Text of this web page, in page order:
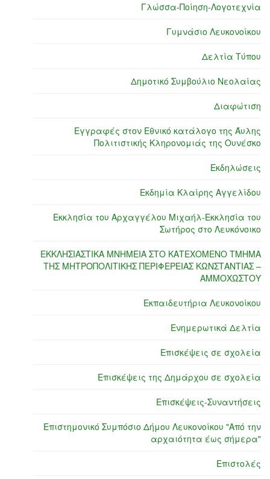
Γλώσσα-Ποίηση-Λογοτεχνία
Γυμνάσιο Λευκονοίκου
Δελτία Τύπου
Δημοτικό Συμβούλιο Νεολαίας
Διαφώτιση
Εγγραφές στον Εθνικό κατάλογο της Άυλης
Πολιτιστικής Κληρονομιάς της Ουνέσκο
Εκδηλώσεις
Εκδημία Κλαίρης Αγγελίδου
Εκκλησία του Αρχαγγέλου Μιχαήλ-Εκκλησία του
Σωτήρος στο Λευκόνοικο
ΕΚΚΛΗΣΙΑΣΤΙΚΑ ΜΝΗΜΕΙΑ ΣΤΟ ΚΑΤΕΧΟΜΕΝΟ ΤΜΗΜΑ
ΤΗΣ ΜΗΤΡΟΠΟΛΙΤΙΚΗΣ ΠΕΡΙΦΕΡΕΙΑΣ ΚΩΝΣΤΑΝΤΙΑΣ –
ΑΜΜΟΧΩΣΤΟΥ
Εκπαιδευτήρια Λευκονοίκου
Ενημερωτικά Δελτία
Επισκέψεις σε σχολεία
Επισκέψεις της Δημάρχου σε σχολεία
Επισκέψεις-Συναντήσεις
Επιστημονικό Συμπόσιο Δήμου Λευκονοίκου "Από την
αρχαιότητα έως σήμερα"
Επιστολές